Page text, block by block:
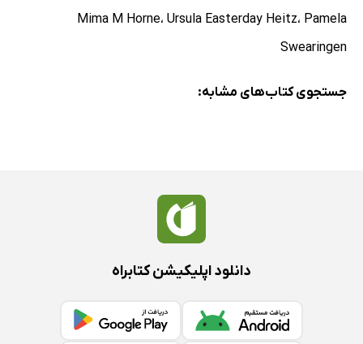
Mima M Horne، Ursula Easterday Heitz، Pamela
Swearingen
جستجوی کتاب‌های مشابه:
دانلود اپلیکیشن کتابراه